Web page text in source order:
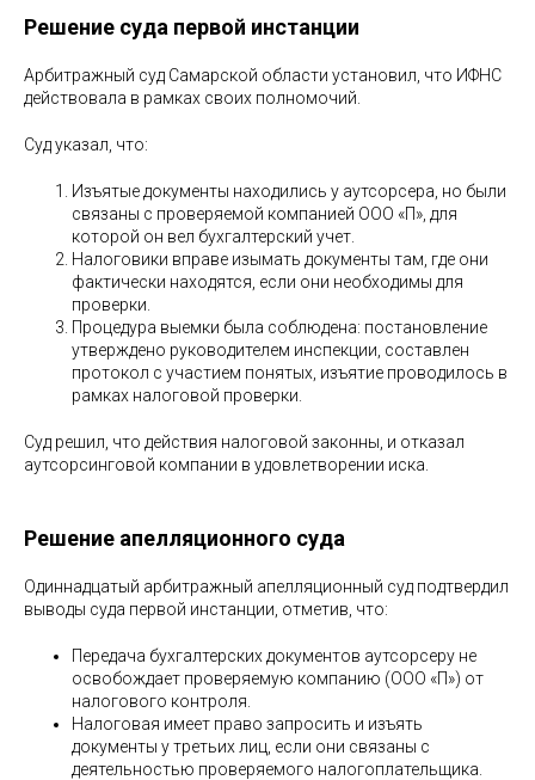
Решение суда первой инстанции
Арбитражный суд Самарской области установил, что ИФНС
действовала в рамках своих полномочий.
Суд указал, что:
Изъятые документы находились у аутсорсера, но были
связаны с проверяемой компанией ООО «П», для
которой он вел бухгалтерский учет.
Налоговики вправе изымать документы там, где они
фактически находятся, если они необходимы для
проверки.
Процедура выемки была соблюдена: постановление
утверждено руководителем инспекции, составлен
протокол с участием понятых, изъятие проводилось в
рамках налоговой проверки.
Суд решил, что действия налоговой законны, и отказал
аутсорсинговой компании в удовлетворении иска.
Решение апелляционного суда
Одиннадцатый арбитражный апелляционный суд подтвердил
выводы суда первой инстанции, отметив, что:
Передача бухгалтерских документов аутсорсеру не
освобождает проверяемую компанию (ООО «П») от
налогового контроля.
Налоговая имеет право запросить и изъять
документы у третьих лиц, если они связаны с
деятельностью проверяемого налогоплательщика.